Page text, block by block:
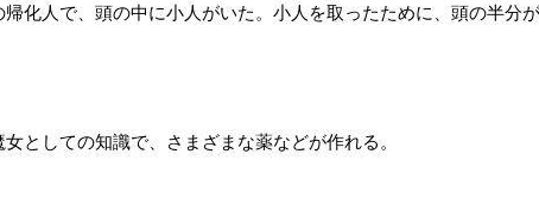
化人で、頭の中に小人がいた。小人を取ったために、頭の半分
としての知識で、さまざまな薬などが作れる。